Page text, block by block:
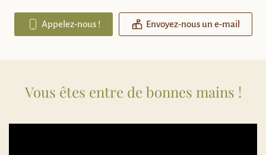
Appelez-nous ! Envoyez-nous un e-mail
Vous êtes entre de bonnes mains !